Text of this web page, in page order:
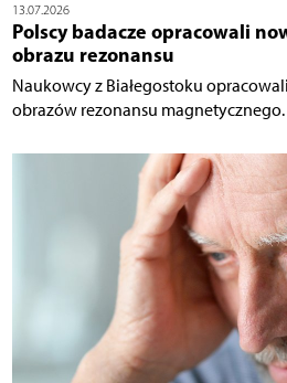
13.07.2026
Polscy badacze opracowali
obrazu rezonansu
Naukowcy z Białegostoku
obrazów rezonansu magnetycznego.